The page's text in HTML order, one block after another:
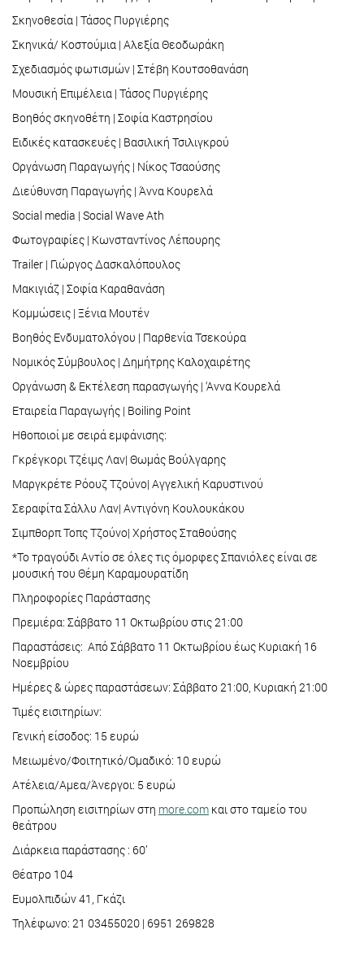
Σκηνοθεσία | Τάσος Πυργιέρης
Σκηνικά/ Κοστούμια | Αλεξία Θεοδωράκη
Σχεδιασμός φωτισμών | Στέβη Κουτσοθανάση
Μουσική Επιμέλεια | Τάσος Πυργιέρης
Βοηθός σκηνοθέτη | Σοφία Καστρησίου
Ειδικές κατασκευές | Βασιλική Τσιλιγκρού
Οργάνωση Παραγωγής | Νίκος Τσαούσης
Διεύθυνση Παραγωγής | Άννα Κουρελά
Social media | Social Wave Ath
Φωτογραφίες | Κωνσταντίνος Λέπουρης
Trailer | Γιώργος Δασκαλόπουλος
Μακιγιάζ | Σοφία Καραθανάση
Κομμώσεις | Ξένια Μουτέν
Βοηθός Ενδυματολόγου | Παρθενία Τσεκούρα
Νομικός Σύμβουλος | Δημήτρης Καλοχαιρέτης
Οργάvωση & Εκτέλεση παρασγωγής | ‘Αvvα Κουρελά
Εταιρεία Παραγωγής | Βoiling Point
Ηθοποιοί με σειρά εμφάνισης:
Γκρέγκορι Τζέιμς Λαν| Θωμάς Βούλγαρης
Μαργκρέτε Ρόουζ Τζούνο| Αγγελική Καρυστινού
Σεραφίτα Σάλλυ Λαν| Αντιγόνη Κουλουκάκου
Σιμπθορπ Τοπς Τζούνο| Χρήστος Σταθούσης
*Το τραγούδι Aντίο σε όλες τις όμορφες Σπανιόλες είναι σε
μουσική του Θέμη Καραμουρατίδη
Πληροφορίες Παράστασης
Πρεμιέρα: Σάββατο 11 Οκτωβρίου στις 21:00
Παραστάσεις: Από Σάββατο 11 Οκτωβρίου έως Κυριακή 16
Νοεμβρίου
Ημέρες & ώρες παραστάσεων: Σάββατο 21:00, Κυριακή 21:00
Τιμές εισιτηρίων:
Γενική είσοδος: 15 ευρώ
Μειωμένο/Φοιτητικό/Ομαδικό: 10 ευρώ
Ατέλεια/Αμεα/Άνεργοι: 5 ευρώ
Προπώληση εισιτηρίων στη more.com και στο ταμείο του
θεάτρου
Διάρκεια παράστασης : 60’
Θέατρο 104
Ευμολπιδών 41, Γκάζι
Τηλέφωνο: 21 03455020 | 6951 269828